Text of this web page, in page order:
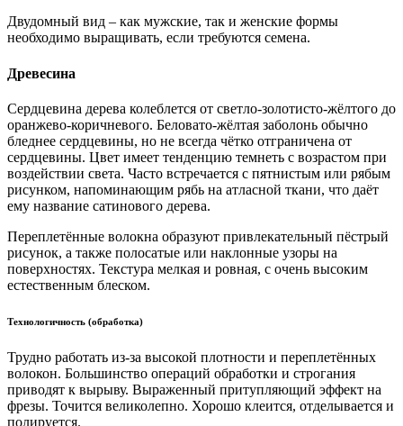
Двудомный вид – как мужские, так и женские формы
необходимо выращивать, если требуются семена.
Древесина
Сердцевина дерева колеблется от светло-золотисто-жёлтого до
оранжево-коричневого. Беловато-жёлтая заболонь обычно
бледнее сердцевины, но не всегда чётко отграничена от
сердцевины. Цвет имеет тенденцию темнеть с возрастом при
воздействии света. Часто встречается с пятнистым или рябым
рисунком, напоминающим рябь на атласной ткани, что даёт
ему название сатинового дерева.
Переплетённые волокна образуют привлекательный пёстрый
рисунок, а также полосатые или наклонные узоры на
поверхностях. Текстура мелкая и ровная, с очень высоким
естественным блеском.
Технологичность (обработка)
Трудно работать из-за высокой плотности и переплетённых
волокон. Большинство операций обработки и строгания
приводят к вырыву. Выраженный притупляющий эффект на
фрезы. Точится великолепно. Хорошо клеится, отделывается и
полируется.